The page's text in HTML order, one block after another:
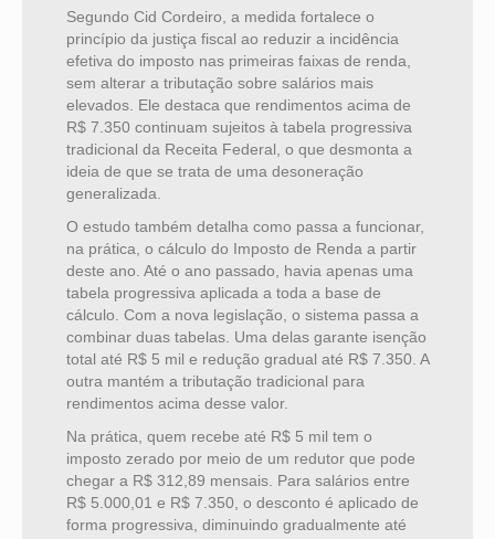
Segundo Cid Cordeiro, a medida fortalece o
princípio da justiça fiscal ao reduzir a incidência
efetiva do imposto nas primeiras faixas de renda,
sem alterar a tributação sobre salários mais
elevados. Ele destaca que rendimentos acima de
R$ 7.350 continuam sujeitos à tabela progressiva
tradicional da Receita Federal, o que desmonta a
ideia de que se trata de uma desoneração
generalizada.
O estudo também detalha como passa a funcionar,
na prática, o cálculo do Imposto de Renda a partir
deste ano. Até o ano passado, havia apenas uma
tabela progressiva aplicada a toda a base de
cálculo. Com a nova legislação, o sistema passa a
combinar duas tabelas. Uma delas garante isenção
total até R$ 5 mil e redução gradual até R$ 7.350. A
outra mantém a tributação tradicional para
rendimentos acima desse valor.
Na prática, quem recebe até R$ 5 mil tem o
imposto zerado por meio de um redutor que pode
chegar a R$ 312,89 mensais. Para salários entre
R$ 5.000,01 e R$ 7.350, o desconto é aplicado de
forma progressiva, diminuindo gradualmente até